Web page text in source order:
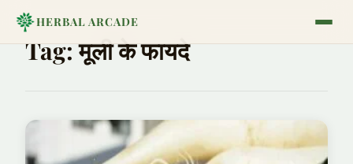
HERBAL ARCADE
Tag:मूली के फायदे